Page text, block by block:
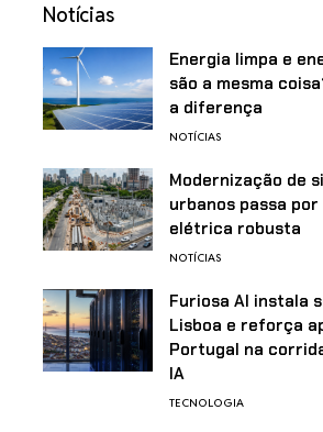
Notícias
Energia limpa e
são a mesma
a diferença
NOTÍCIAS
Modernização de
urbanos passa
elétrica robusta
NOTÍCIAS
Furiosa AI instala
Lisboa e reforça
Portugal na
IA
TECNOLOGIA